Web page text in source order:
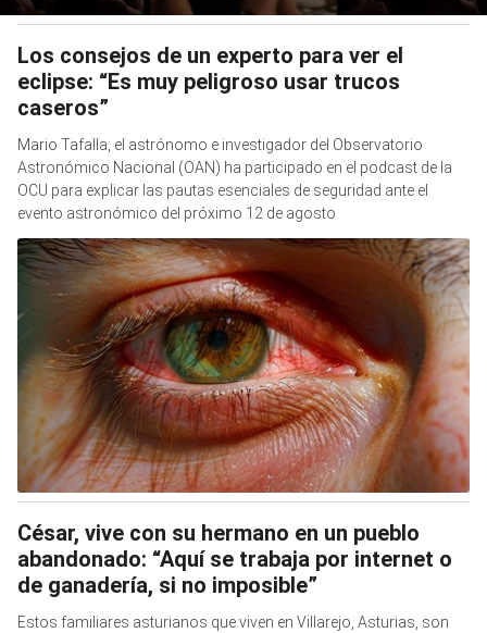
Los consejos de un experto para ver el
eclipse: “Es muy peligroso usar trucos
caseros”
Mario Tafalla, el astrónomo e investigador del Observatorio
Astronómico Nacional (OAN) ha participado en el podcast de la
OCU para explicar las pautas esenciales de seguridad ante el
evento astronómico del próximo 12 de agosto
César, vive con su hermano en un pueblo
abandonado: “Aquí se trabaja por internet o
de ganadería, si no imposible”
Estos familiares asturianos que viven en Villarejo, Asturias, son